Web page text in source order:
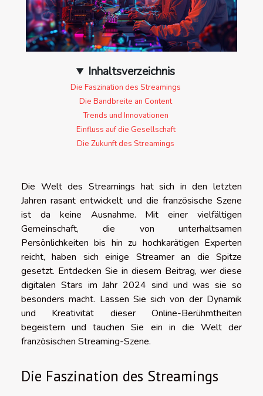
Inhaltsverzeichnis
Die Faszination des Streamings
Die Bandbreite an Content
Trends und Innovationen
Einfluss auf die Gesellschaft
Die Zukunft des Streamings
Die Welt des Streamings hat sich in den letzten
Jahren rasant entwickelt und die französische Szene
ist da keine Ausnahme. Mit einer vielfältigen
Gemeinschaft, die von unterhaltsamen
Persönlichkeiten bis hin zu hochkarätigen Experten
reicht, haben sich einige Streamer an die Spitze
gesetzt. Entdecken Sie in diesem Beitrag, wer diese
digitalen Stars im Jahr 2024 sind und was sie so
besonders macht. Lassen Sie sich von der Dynamik
und Kreativität dieser Online-Berühmtheiten
begeistern und tauchen Sie ein in die Welt der
französischen Streaming-Szene.
Die Faszination des Streamings